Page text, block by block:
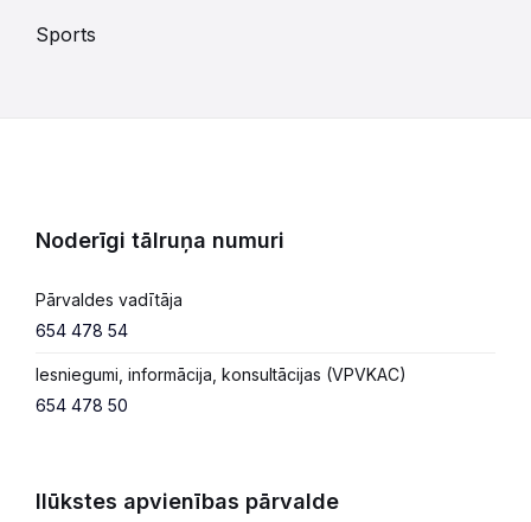
Sports
Noderīgi tālruņa numuri
Pārvaldes vadītāja
654 478 54
Iesniegumi, informācija, konsultācijas (VPVKAC)
654 478 50
Ilūkstes apvienības pārvalde